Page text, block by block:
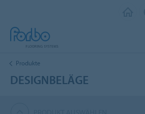
Produkte
DESIGNBELÄGE